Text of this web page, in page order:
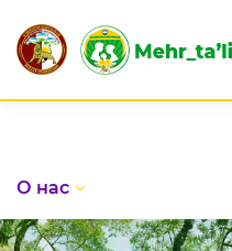
О нас